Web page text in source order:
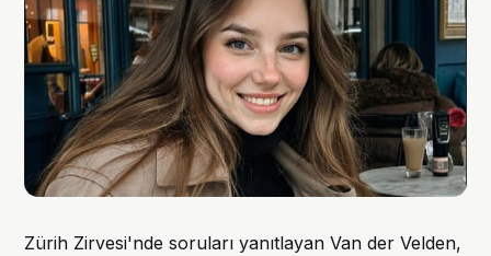
Zürih Zirvesi'nde soruları yanıtlayan Van der Velden,